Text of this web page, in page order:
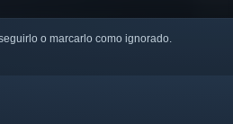
o marcarlo como ignorado.